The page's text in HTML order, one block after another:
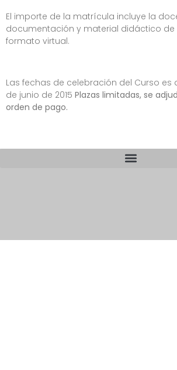
El importe de la matrícula incluye la
documentación y material didáctico de
formato virtual.
Las fechas de celebración del Curso es
de junio de 2015 Plazas limitadas, se
orden de pago.